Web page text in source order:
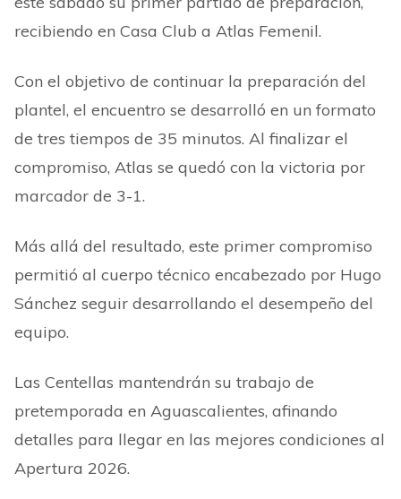
recibiendo en Casa Club a Atlas Femenil.
Con el objetivo de continuar la preparación del
plantel, el encuentro se desarrolló en un formato
de tres tiempos de 35 minutos. Al finalizar el
compromiso, Atlas se quedó con la victoria por
marcador de 3-1.
Más allá del resultado, este primer compromiso
permitió al cuerpo técnico encabezado por Hugo
Sánchez seguir desarrollando el desempeño del
equipo.
Las Centellas mantendrán su trabajo de
pretemporada en Aguascalientes, afinando
detalles para llegar en las mejores condiciones al
Apertura 2026.